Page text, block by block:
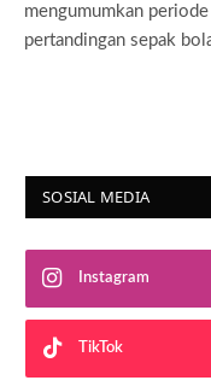
mengumumkan
pertandingan sepak
SOSIAL MEDIA
Instagram
TikTok